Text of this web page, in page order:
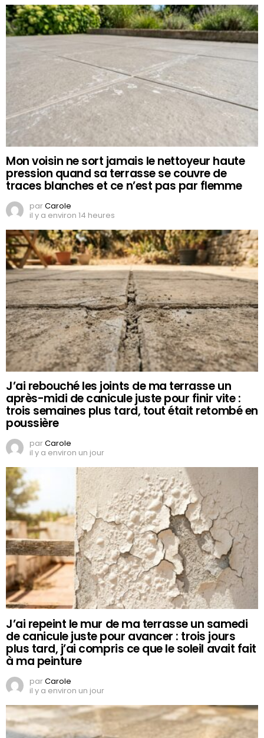
Mon voisin ne sort jamais le nettoyeur haute
pression quand sa terrasse se couvre de
traces blanches et ce n’est pas par flemme
parCarole
il y a environ 14 heures
J’ai rebouché les joints de ma terrasse un
après-midi de canicule juste pour finir vite :
trois semaines plus tard, tout était retombé en
poussière
parCarole
il y a environ un jour
J’ai repeint le mur de ma terrasse un samedi
de canicule juste pour avancer : trois jours
plus tard, j’ai compris ce que le soleil avait fait
à ma peinture
parCarole
il y a environ un jour